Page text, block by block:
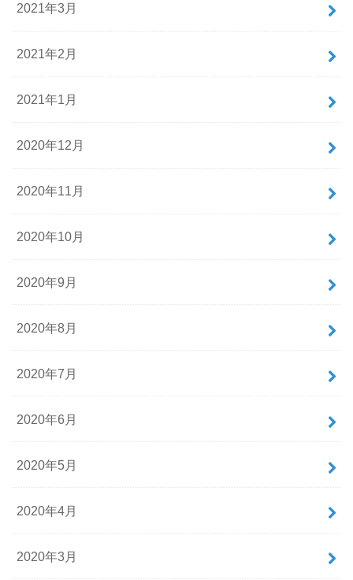
2021年3月
2021年2月
2021年1月
2020年12月
2020年11月
2020年10月
2020年9月
2020年8月
2020年7月
2020年6月
2020年5月
2020年4月
2020年3月